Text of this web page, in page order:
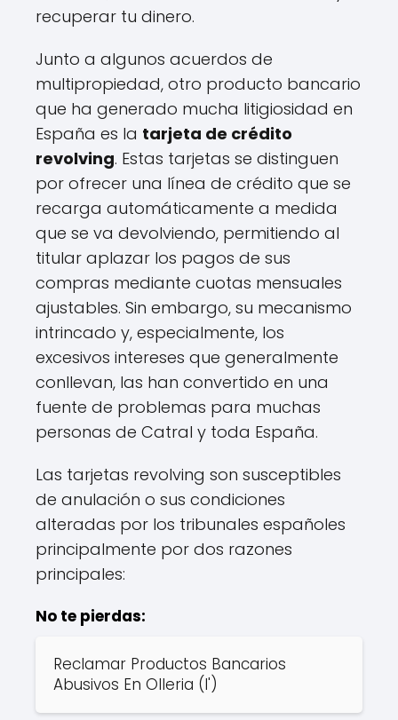
recuperar tu dinero.
Junto a algunos acuerdos de
multipropiedad, otro producto bancario
que ha generado mucha litigiosidad en
España es la tarjeta de crédito
revolving. Estas tarjetas se distinguen
por ofrecer una línea de crédito que se
recarga automáticamente a medida
que se va devolviendo, permitiendo al
titular aplazar los pagos de sus
compras mediante cuotas mensuales
ajustables. Sin embargo, su mecanismo
intrincado y, especialmente, los
excesivos intereses que generalmente
conllevan, las han convertido en una
fuente de problemas para muchas
personas de Catral y toda España.
Las tarjetas revolving son susceptibles
de anulación o sus condiciones
alteradas por los tribunales españoles
principalmente por dos razones
principales:
No te pierdas:
Reclamar Productos Bancarios
Abusivos En Olleria (l')